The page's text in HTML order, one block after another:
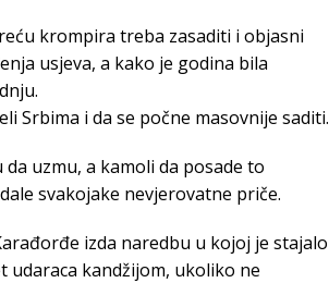
krompira treba zasaditi i objasni
usjeva, a kako je godina bila
Srbima i da se počne masovnije saditi.
uzmu, a kamoli da posade to
svakojake nevjerovatne priče.
izda naredbu u kojoj je stajalo
udaraca kandžijom, ukoliko ne